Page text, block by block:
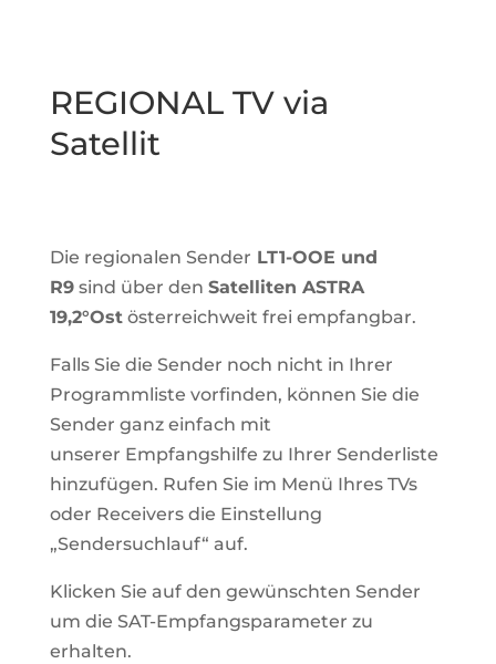
REGIONAL TV via
Satellit
Die regionalen Sender LT1-OOE und
R9sind über den Satelliten ASTRA
19,2°Ostösterreichweit frei empfangbar.
Falls Sie die Sender noch nicht in Ihrer
Programmliste vorfinden, können Sie die
Sender ganz einfach mit
unserer Empfangshilfe zu Ihrer Senderliste
hinzufügen. Rufen Sie im Menü Ihres TVs
oder Receivers die Einstellung
„Sendersuchlauf“ auf.
Klicken Sie auf den gewünschten Sender
um die SAT-Empfangsparameter zu
erhalten.